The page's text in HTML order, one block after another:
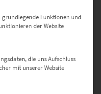
für die eine Einwilligung
grundlegende Funktionen und
der Website
die uns Aufschluss
mit unserer Website